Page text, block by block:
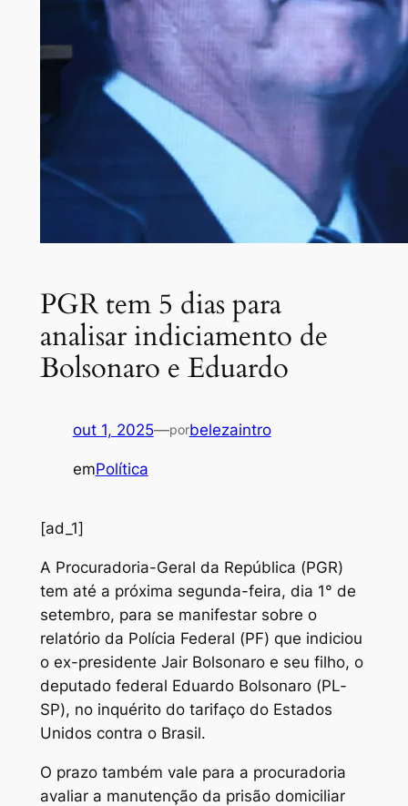
PGR tem 5 dias para
analisar indiciamento de
Bolsonaro e Eduardo
out 1, 2025—porbelezaintro
emPolítica
[ad_1]
A Procuradoria-Geral da República (PGR)
tem até a próxima segunda-feira, dia 1° de
setembro, para se manifestar sobre o
relatório da Polícia Federal (PF) que indiciou
o ex-presidente Jair Bolsonaro e seu filho, o
deputado federal Eduardo Bolsonaro (PL-
SP), no inquérito do tarifaço do Estados
Unidos contra o Brasil.
O prazo também vale para a procuradoria
avaliar a manutenção da prisão domiciliar